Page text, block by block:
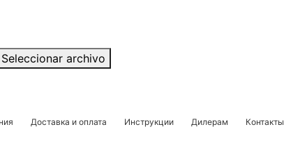
Seleccionar archivo
Доставка и оплата Инструкции Дилерам Контакты